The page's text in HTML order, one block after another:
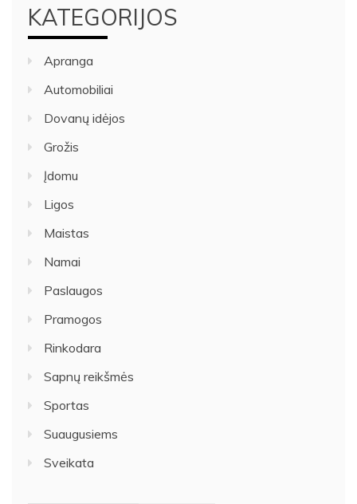
KATEGORIJOS
Apranga
Automobiliai
Dovanų idėjos
Grožis
Įdomu
Ligos
Maistas
Namai
Paslaugos
Pramogos
Rinkodara
Sapnų reikšmės
Sportas
Suaugusiems
Sveikata